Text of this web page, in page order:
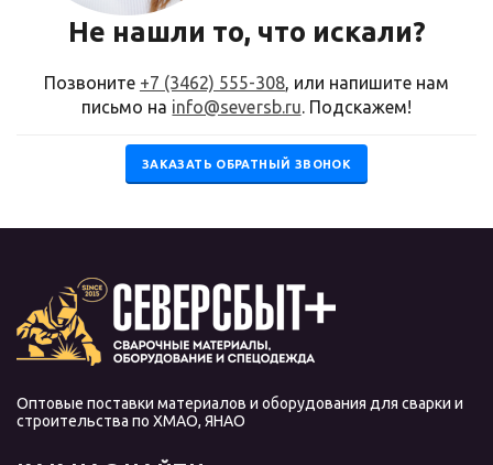
Не нашли то, что искали?
Позвоните +7 (3462) 555-308, или напишите нам
письмо на info@seversb.ru. Подскажем!
ЗАКАЗАТЬ ОБРАТНЫЙ ЗВОНОК
Оптовые поставки материалов и оборудования для сварки и
строительства по ХМАО, ЯНАО